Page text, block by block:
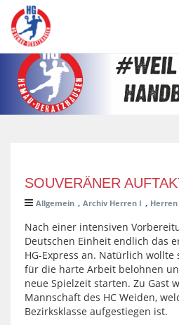
SOUVERÄNER
Allgemein , Archiv Herren I , Herren
Nach einer intensiven
Deutschen Einheit endlich das
HG-Express an. Natürlich wollte
für die harte Arbeit belohnen
neue Spielzeit starten. Zu Gast
Mannschaft des HC Weiden,
Bezirksklasse aufgestiegen ist.